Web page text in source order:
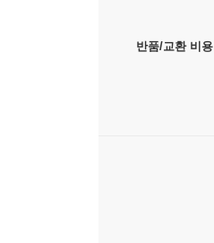
반품/교환 비용